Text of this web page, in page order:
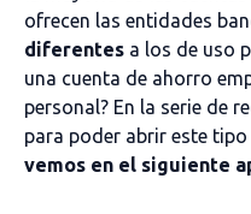
ofrecen las entidades
diferentes a los de uso
una cuenta de ahorro
personal? En la serie de
para poder abrir este
vemos en el siguiente